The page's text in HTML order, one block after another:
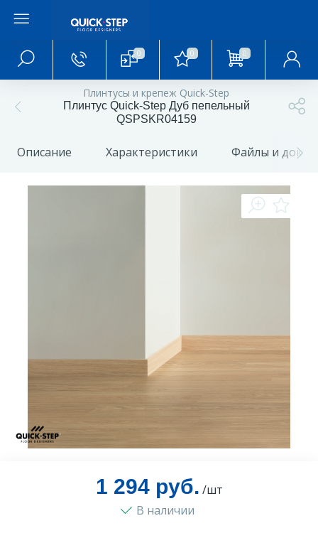
0 0 0
Плинтусы и крепеж Quick-Step
Плинтус Quick-Step Дуб пепельный
QSPSKR04159
Описание Характеристики Файлы и
1 294 руб. /шт
В наличии
Главное меню
Главная
О магазине
Монтаж